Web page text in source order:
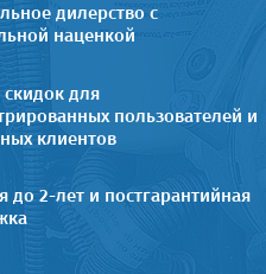
дилерство с
наценкой
скидок для
пользователей и
клиентов
до 2-лет и постгарантийная